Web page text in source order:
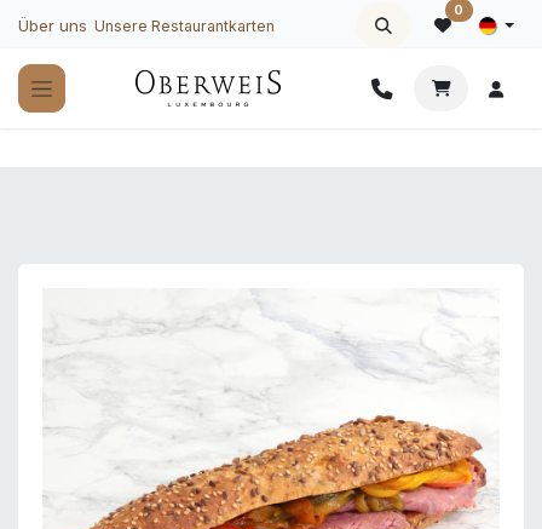
Zum Inhalt springen
Über uns Unsere Restaurantkarten
0